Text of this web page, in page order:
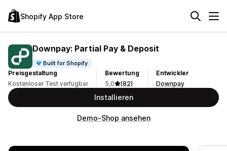
Shopify App Store
Downpay: Partial Pay & Deposit
Built for Shopify
Preisgestaltung
Kostenloser Test verfügbar
Bewertung
5,0
(82)
Entwickler
Downpay
Installieren
Demo-Shop ansehen